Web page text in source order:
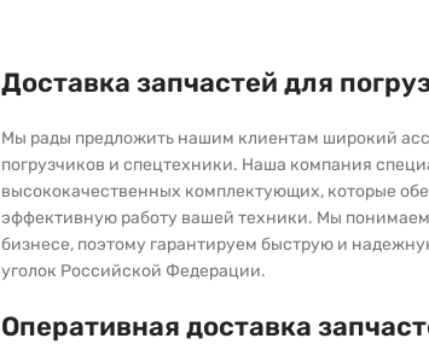
Доставка запчастей для
Мы рады предложить нашим клиентам широкий
погрузчиков и спецтехники. Наша компания
высококачественных комплектующих, которые
эффективную работу вашей техники. Мы
бизнесе, поэтому гарантируем быструю и
уголок Российской Федерации.
Оперативная доставка